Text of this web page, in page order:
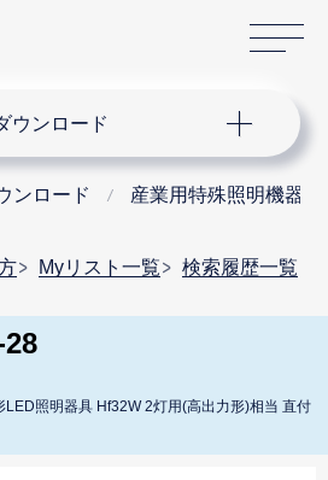
ウンロード
ンロード 産業用特殊照明機器
Myリスト一覧 検索履歴一覧
照明器具 Hf32W 2灯用(高出力形)相当 直付